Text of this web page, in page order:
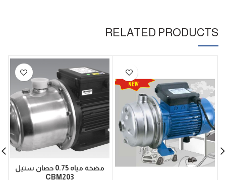
RELATED PRODUCTS
مضخة مياه 0.75 حصان ستيل
CBM203